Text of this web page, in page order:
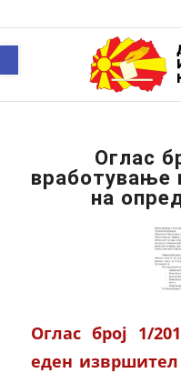
Оглас
вработување
на
Оглас број 1/
еден
Open toolbar